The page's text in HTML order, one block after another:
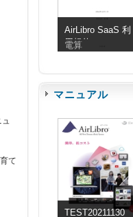
て
AirLibro SaaS 利
用規約
電算
マニュアル
TEST20211130